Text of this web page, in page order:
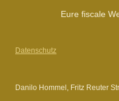
Eure fiscale
Datenschutz
Danilo Hommel, Fritz Reuter